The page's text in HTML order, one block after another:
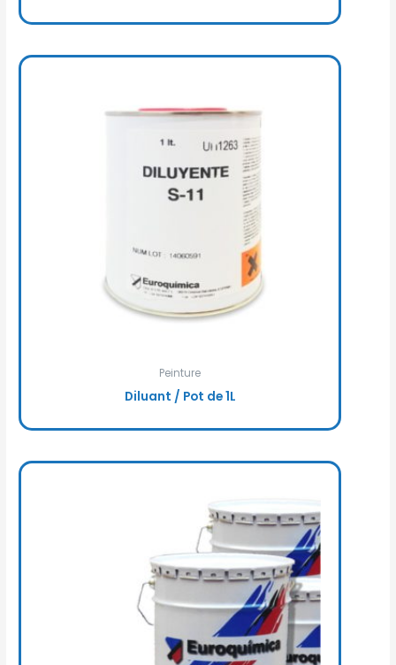
Peinture
Diluant / Pot de 1L